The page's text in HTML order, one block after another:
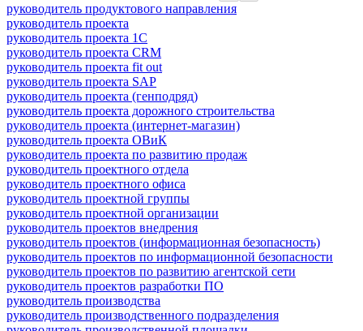
руководитель продуктового направления
руководитель проекта
руководитель проекта 1C
руководитель проекта CRM
руководитель проекта fit out
руководитель проекта SAP
руководитель проекта (генподряд)
руководитель проекта дорожного строительства
руководитель проекта (интернет-магазин)
руководитель проекта ОВиК
руководитель проекта по развитию продаж
руководитель проектного отдела
руководитель проектного офиса
руководитель проектной группы
руководитель проектной организации
руководитель проектов внедрения
руководитель проектов (информационная безопасность)
руководитель проектов по информационной безопасности
руководитель проектов по развитию агентской сети
руководитель проектов разработки ПО
руководитель производства
руководитель производственного подразделения